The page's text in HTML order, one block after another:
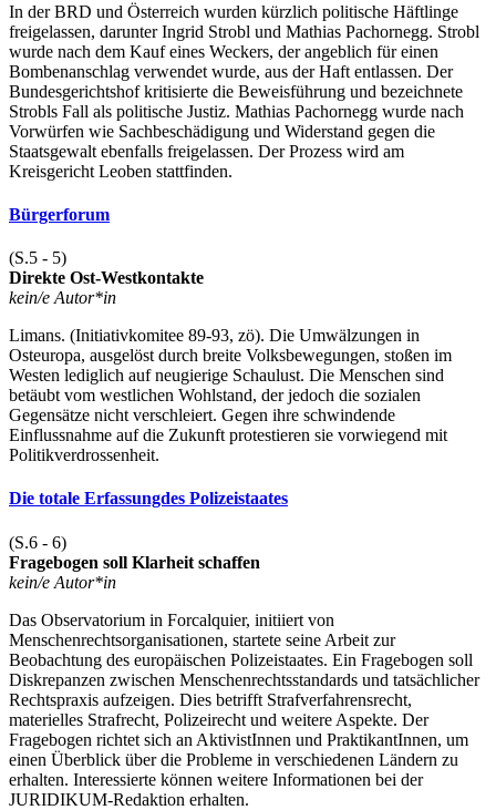
In der BRD und Österreich wurden kürzlich politische Häftlinge
freigelassen, darunter Ingrid Strobl und Mathias Pachornegg. Strobl
wurde nach dem Kauf eines Weckers, der angeblich für einen
Bombenanschlag verwendet wurde, aus der Haft entlassen. Der
Bundesgerichtshof kritisierte die Beweisführung und bezeichnete
Strobls Fall als politische Justiz. Mathias Pachornegg wurde nach
Vorwürfen wie Sachbeschädigung und Widerstand gegen die
Staatsgewalt ebenfalls freigelassen. Der Prozess wird am
Kreisgericht Leoben stattfinden.
Bürgerforum
(S.5 - 5)
Direkte Ost-Westkontakte
kein/e Autor*in
Limans. (Initiativkomitee 89-93, zö). Die Umwälzungen in
Osteuropa, ausgelöst durch breite Volksbewegungen, stoßen im
Westen lediglich auf neugierige Schaulust. Die Menschen sind
betäubt vom westlichen Wohlstand, der jedoch die sozialen
Gegensätze nicht verschleiert. Gegen ihre schwindende
Einflussnahme auf die Zukunft protestieren sie vorwiegend mit
Politikverdrossenheit.
Die totale Erfassungdes Polizeistaates
(S.6 - 6)
Fragebogen soll Klarheit schaffen
kein/e Autor*in
Das Observatorium in Forcalquier, initiiert von
Menschenrechtsorganisationen, startete seine Arbeit zur
Beobachtung des europäischen Polizeistaates. Ein Fragebogen soll
Diskrepanzen zwischen Menschenrechtsstandards und tatsächlicher
Rechtspraxis aufzeigen. Dies betrifft Strafverfahrensrecht,
materielles Strafrecht, Polizeirecht und weitere Aspekte. Der
Fragebogen richtet sich an AktivistInnen und PraktikantInnen, um
einen Überblick über die Probleme in verschiedenen Ländern zu
erhalten. Interessierte können weitere Informationen bei der
JURIDIKUM-Redaktion erhalten.